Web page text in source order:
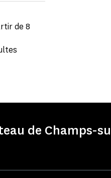
de 8
de Champs-